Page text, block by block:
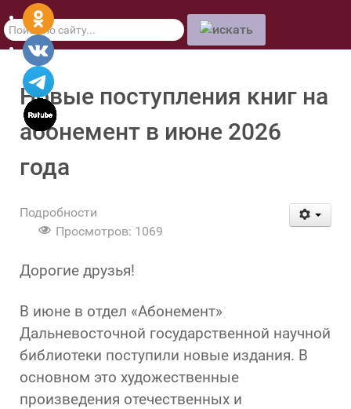
Поиск
по
сайту
Новые поступления книг на
абонемент в июне 2026
года
Подробности
Просмотров: 1069
Дорогие друзья!
В июне в отдел «Абонемент»
Дальневосточной государственной научной
библиотеки поступили новые издания. В
основном это художественные
произведения отечественных и